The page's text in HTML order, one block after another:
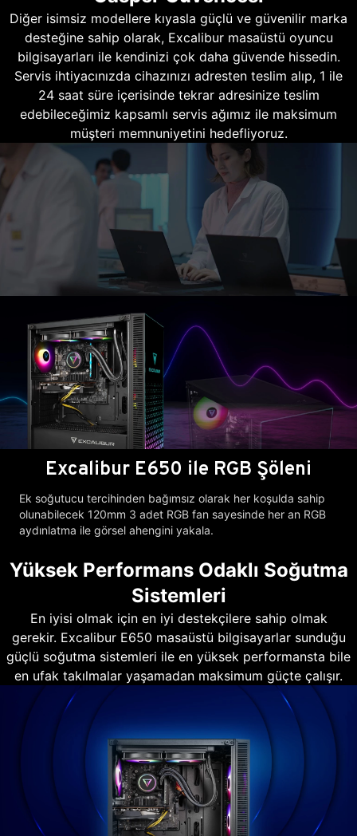
Diğer isimsiz modellere kıyasla güçlü ve güvenilir marka
desteğine sahip olarak, Excalibur masaüstü oyuncu
bilgisayarları ile kendinizi çok daha güvende hissedin.
Servis ihtiyacınızda cihazınızı adresten teslim alıp, 1 ile
24 saat süre içerisinde tekrar adresinize teslim
edebileceğimiz kapsamlı servis ağımız ile maksimum
müşteri memnuniyetini hedefliyoruz.
Excalibur E650 ile RGB Şöleni
Ek soğutucu tercihinden bağımsız olarak her koşulda sahip
olunabilecek 120mm 3 adet RGB fan sayesinde her an RGB
aydınlatma ile görsel ahengini yakala.
Yüksek Performans Odaklı Soğutma
Sistemleri
En iyisi olmak için en iyi destekçilere sahip olmak
gerekir. Excalibur E650 masaüstü bilgisayarlar sunduğu
güçlü soğutma sistemleri ile en yüksek performansta bile
en ufak takılmalar yaşamadan maksimum güçte çalışır.